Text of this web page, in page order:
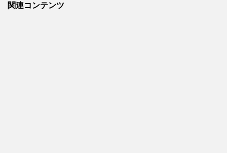
関連コンテンツ